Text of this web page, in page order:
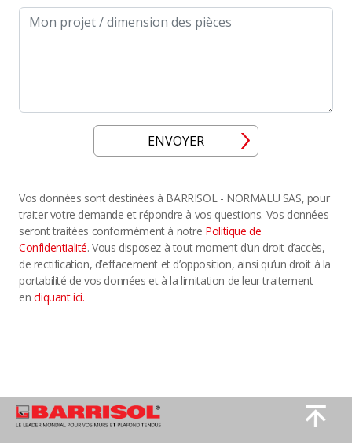
Message
ENVOYER
Vos données sont destinées à BARRISOL - NORMALU SAS, pour
traiter votre demande et répondre à vos questions. Vos données
seront traitées conformément à notre Politique de
Confidentialité. Vous disposez à tout moment d’un droit d’accès,
de rectification, d’effacement et d’opposition, ainsi qu’un droit à la
portabilité de vos données et à la limitation de leur traitement
en cliquant ici.
Image Image